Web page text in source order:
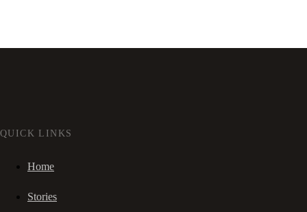
QUICK LINKS
Home
Stories